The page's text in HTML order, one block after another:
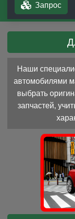
Запрос
Наши
автомобилями
выбрать
запчастей,